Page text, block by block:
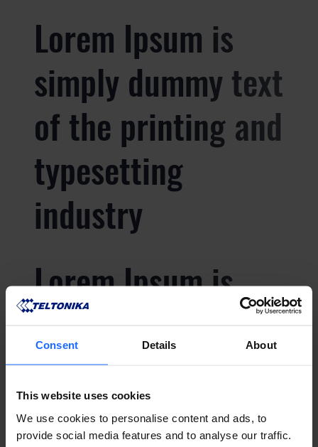
Consent Details About
This website uses cookies
We use cookies to personalise content and ads, to
provide social media features and to analyse our traffic.
Lorem Ipsum is
simply dummy text
of the printing and
typesetting
industry
Lorem Ipsum is
simply dummy text
of the printing and
typesetting